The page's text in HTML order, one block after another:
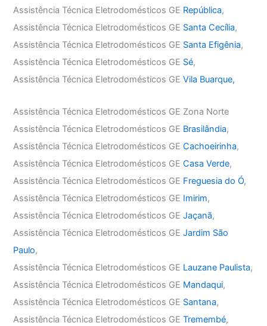
Assistência Técnica Eletrodomésticos GE República,
Assistência Técnica Eletrodomésticos GE Santa Cecília,
Assistência Técnica Eletrodomésticos GE Santa Efigênia,
Assistência Técnica Eletrodomésticos GE Sé,
Assistência Técnica Eletrodomésticos GEVila Buarque,
Assistência Técnica Eletrodomésticos GE Zona Norte
Assistência Técnica Eletrodomésticos GE Brasilândia,
Assistência Técnica Eletrodomésticos GECachoeirinha,
Assistência Técnica Eletrodomésticos GECasa Verde,
Assistência Técnica Eletrodomésticos GE Freguesia do Ó,
Assistência Técnica Eletrodomésticos GE Imirim,
Assistência Técnica Eletrodomésticos GEJaçanã,
Assistência Técnica Eletrodomésticos GEJardim São
Paulo,
Assistência Técnica Eletrodomésticos GE Lauzane Paulista,
Assistência Técnica Eletrodomésticos GE Mandaqui,
Assistência Técnica Eletrodomésticos GE Santana,
Assistência Técnica Eletrodomésticos GETremembé,